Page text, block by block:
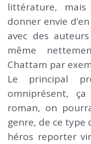
littérature,
donner envie
avec des
même
Chattam par
Le principal
omniprésent,
roman, on
genre, de ce
héros reporter